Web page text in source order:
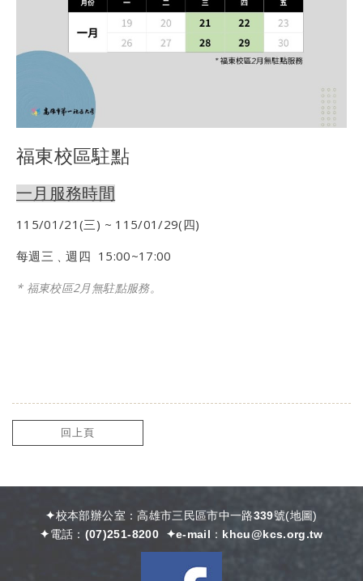
福東校區駐點
一月服務時間
115/01/21(三) ~ 115/01/29(四)
每週三﹑週四 15:00~17:00
* 福東校區2月無駐點服務。
回上頁
✦校本部辦公室：高雄市三民區市中一路339號(地圖)
✦電話： (07)251-8200✦e-mail： khcu@kcs.org.tw